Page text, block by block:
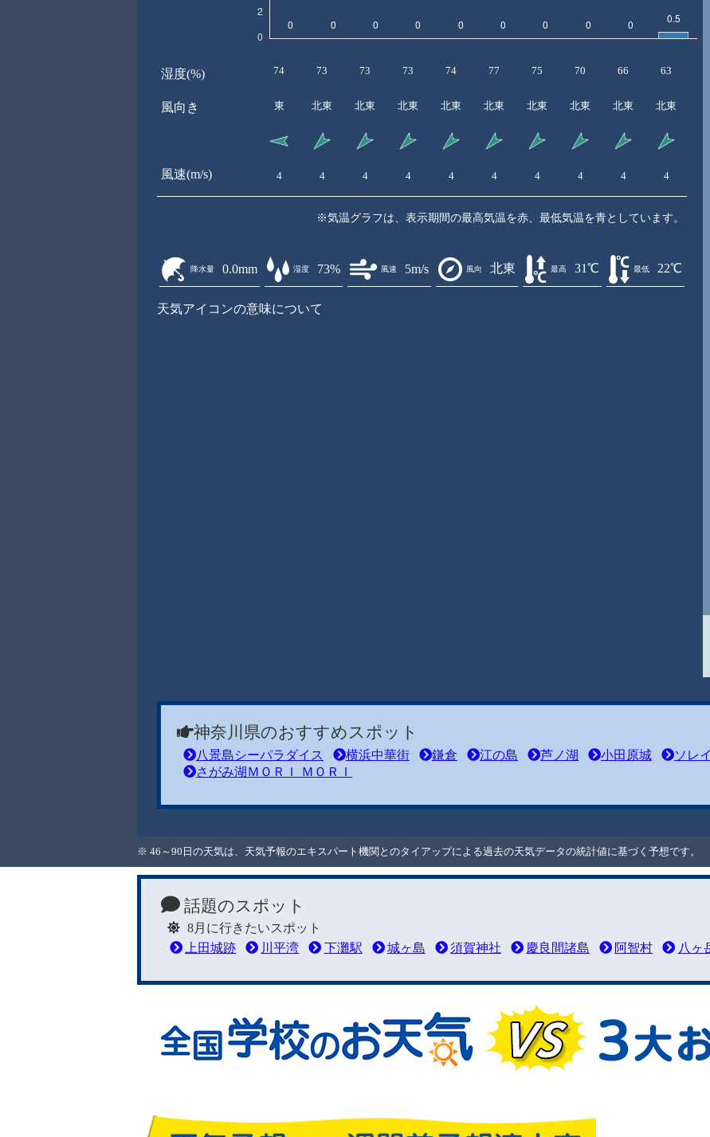
湿度(%)
風向き
風速(m/s)
74 73 73 73 74 77 75 70 66 63
東 北東 北東 北東 北東 北東 北東 北東 北東 北東
4 4 4 4 4 4 4 4 4 4
※気温グラフは、表示期間の最高気温を赤、最低気温を青としています。
降水量 0.0mm 湿度 73% 風速 5m/s 風向 北東 最高 31℃ 最低 22℃
天気アイコンの意味について
神奈川県のおすすめスポット
八景島シーパラダイス 横浜中華街 鎌倉 江の島 芦ノ湖 小田原城 ソレ
さがみ湖ＭＯＲＩ ＭＯＲＩ
※ 46～90日の天気は、天気予報のエキスパート機関とのタイアップによる過去の天気データの統計値に基づく予想です。
話題のスポット
8月に行きたいスポット
上田城跡
川平湾 下灘駅 城ヶ島 須賀神社 慶良間諸島 阿智村 八ヶ